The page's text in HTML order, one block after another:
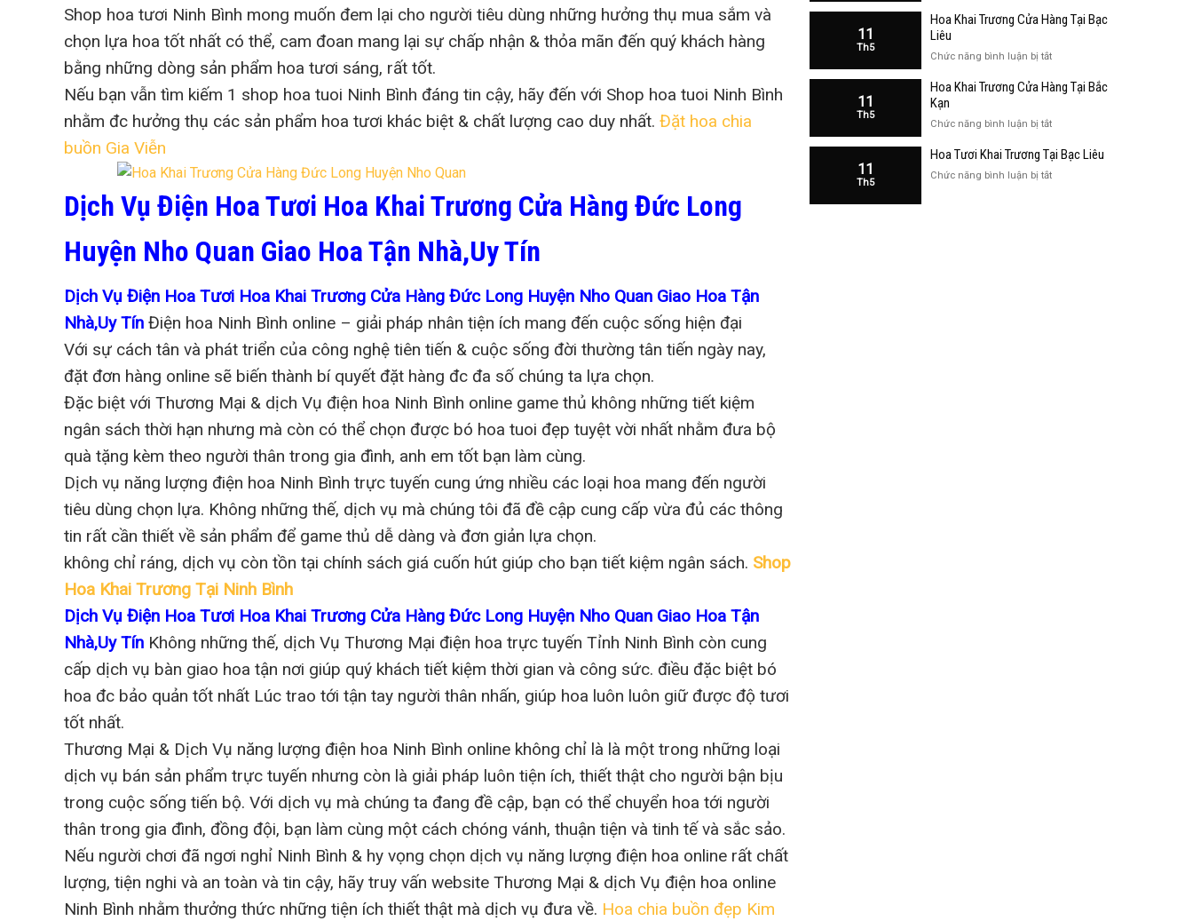
Shop hoa tươi Ninh Bình mong muốn đem lại cho người tiêu dùng những hưởng thụ mua sắm và
chọn lựa hoa tốt nhất có thể, cam đoan mang lại sự chấp nhận & thỏa mãn đến quý khách hàng
bằng những dòng sản phẩm hoa tươi sáng, rất tốt.
Nếu bạn vẫn tìm kiếm 1 shop hoa tuoi Ninh Bình đáng tin cậy, hãy đến với Shop hoa tuoi Ninh Bình
nhằm đc hưởng thụ các sản phẩm hoa tươi khác biệt & chất lượng cao duy nhất. Đặt hoa chia
buồn Gia Viễn
Dịch Vụ Điện Hoa Tươi Hoa Khai Trương Cửa Hàng Đức Long
Huyện Nho Quan Giao Hoa Tận Nhà,Uy Tín
Dịch Vụ Điện Hoa Tươi Hoa Khai Trương Cửa Hàng Đức Long Huyện Nho Quan Giao Hoa Tận
Nhà,Uy Tín Điện hoa Ninh Bình online – giải pháp nhân tiện ích mang đến cuộc sống hiện đại
Với sự cách tân và phát triển của công nghệ tiên tiến & cuộc sống đời thường tân tiến ngày nay,
đặt đơn hàng online sẽ biến thành bí quyết đặt hàng đc đa số chúng ta lựa chọn.
Đặc biệt với Thương Mại & dịch Vụ điện hoa Ninh Bình online game thủ không những tiết kiệm
ngân sách thời hạn nhưng mà còn có thể chọn được bó hoa tuoi đẹp tuyệt vời nhất nhằm đưa bộ
quà tặng kèm theo người thân trong gia đình, anh em tốt bạn làm cùng.
Dịch vụ năng lượng điện hoa Ninh Bình trực tuyến cung ứng nhiều các loại hoa mang đến người
tiêu dùng chọn lựa. Không những thế, dịch vụ mà chúng tôi đã đề cập cung cấp vừa đủ các thông
tin rất cần thiết về sản phẩm để game thủ dễ dàng và đơn giản lựa chọn.
không chỉ ráng, dịch vụ còn tồn tại chính sách giá cuốn hút giúp cho bạn tiết kiệm ngân sách. Shop
Hoa Khai Trương Tại Ninh Bình
Dịch Vụ Điện Hoa Tươi Hoa Khai Trương Cửa Hàng Đức Long Huyện Nho Quan Giao Hoa Tận
Nhà,Uy Tín Không những thế, dịch Vụ Thương Mại điện hoa trực tuyến Tỉnh Ninh Bình còn cung
cấp dịch vụ bàn giao hoa tận nơi giúp quý khách tiết kiệm thời gian và công sức. điều đặc biệt bó
hoa đc bảo quản tốt nhất Lúc trao tới tận tay người thân nhấn, giúp hoa luôn luôn giữ được độ tươi
tốt nhất.
Thương Mại & Dịch Vụ năng lượng điện hoa Ninh Bình online không chỉ là là một trong những loại
dịch vụ bán sản phẩm trực tuyến nhưng còn là giải pháp luôn tiện ích, thiết thật cho người bận bịu
trong cuộc sống tiến bộ. Với dịch vụ mà chúng ta đang đề cập, bạn có thể chuyển hoa tới người
thân trong gia đình, đồng đội, bạn làm cùng một cách chóng vánh, thuận tiện và tinh tế và sắc sảo.
Nếu người chơi đã ngơi nghỉ Ninh Bình & hy vọng chọn dịch vụ năng lượng điện hoa online rất chất
lượng, tiện nghi và an toàn và tin cậy, hãy truy vấn website Thương Mại & dịch Vụ điện hoa online
Ninh Bình nhằm thưởng thức những tiện ích thiết thật mà dịch vụ đưa về. Hoa chia buồn đẹp Kim
Liêu
Khai
Tại
Kạn
11
Th5
Hoa Khai Trương Cửa Hàng Tại Bạc
Liêu
Chức năng bình luận bị tắtở
Khai
Hàng
Bạc
Liêu
11
Th5
Hoa Khai Trương Cửa Hàng Tại Bắc
Kạn
Chức năng bình luận bị tắtở
Khai
11
Th5
Hoa Tươi Khai Trương Tại Bạc Liêu
Chức năng bình luận bị tắtở